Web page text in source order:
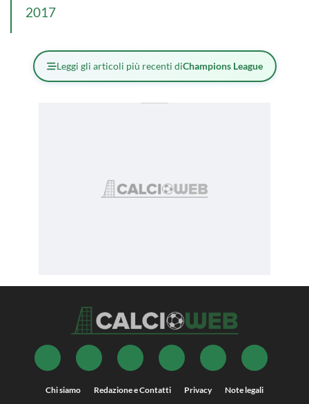
2017
Leggi gli articoli più recenti diChampions League
Chi siamo Redazione e Contatti Privacy Note legali